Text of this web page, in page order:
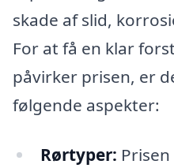
skade af slid,
For at få en klar
påvirker prisen, er
følgende aspekter:
Rørtyper: